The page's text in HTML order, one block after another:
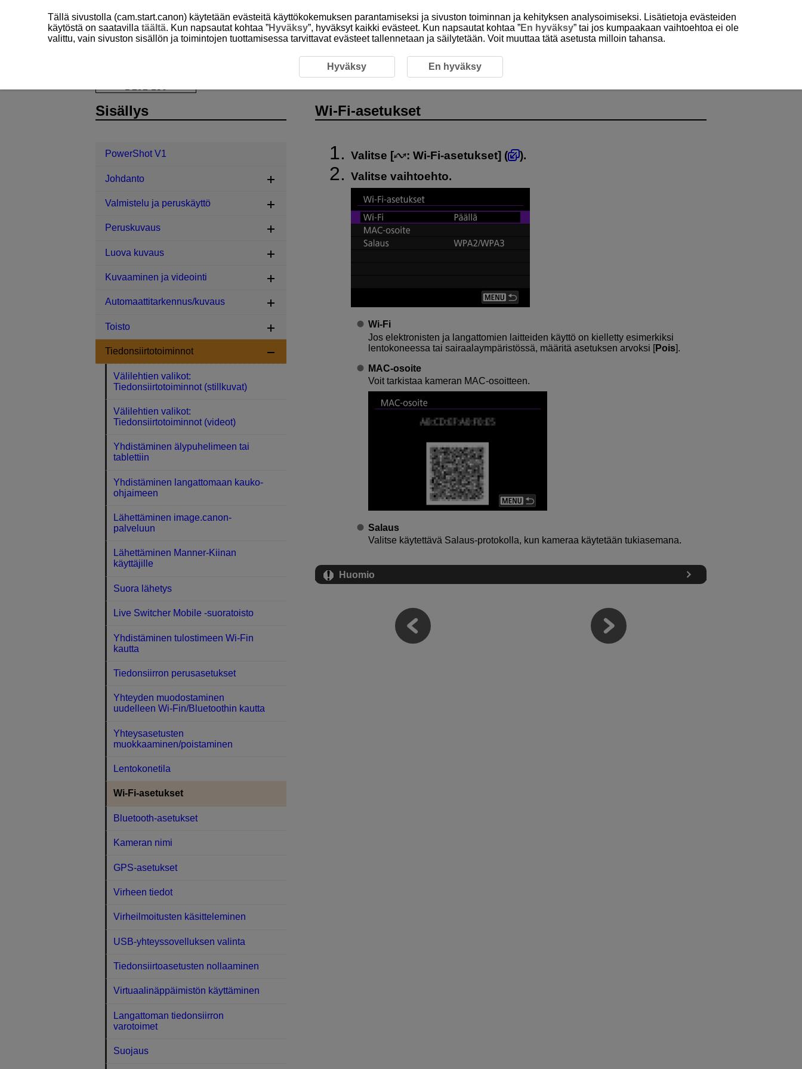
Wi-Fi-asetukset
Wi-Fi-asetukset
Valitse [ : Wi-Fi-asetukset] (
).
Valitse vaihtoehto.
Wi-Fi
Jos elektronisten ja langattomien laitteiden käyttö on kielletty esimerkiksi
lentokoneessa tai sairaalaympäristössä, määritä asetuksen arvoksi [Pois].
MAC-osoite
Voit tarkistaa kameran MAC-osoitteen.
Salaus
Valitse käytettävä Salaus-protokolla, kun kameraa käytetään tukiasemana.
Huomio
Sisällys
PowerShot V1
Johdanto
Valmistelu ja peruskäyttö
Peruskuvaus
Luova kuvaus
Kuvaaminen ja videointi
Automaattitarkennus/kuvaus
Toisto
Tiedonsiirtotoiminnot
Välilehtien valikot:
Tiedonsiirtotoiminnot (stillkuvat)
Välilehtien valikot:
Tiedonsiirtotoiminnot (videot)
Yhdistäminen älypuhelimeen tai
tablettiin
Yhdistäminen langattomaan kauko-
ohjaimeen
Lähettäminen image.canon-
palveluun
Lähettäminen Manner-Kiinan
käyttäjille
Suora lähetys
Live Switcher Mobile -suoratoisto
Yhdistäminen tulostimeen Wi-Fin
kautta
Tiedonsiirron perusasetukset
Yhteyden muodostaminen
uudelleen Wi-Fin/Bluetoothin kautta
Yhteysasetusten
muokkaaminen/poistaminen
Lentokonetila
Wi-Fi-asetukset
Bluetooth-asetukset
Kameran nimi
GPS-asetukset
Virheen tiedot
Virheilmoitusten käsitteleminen
USB-yhteyssovelluksen valinta
Tiedonsiirtoasetusten nollaaminen
Virtuaalinäppäimistön käyttäminen
Langattoman tiedonsiirron
varotoimet
Suojaus
Tällä sivustolla (cam.start.canon) käytetään evästeitä käyttökokemuksen parantamiseksi ja sivuston toiminnan ja kehityksen analysoimiseksi. Lisätietoja evästeiden
käytöstä on saatavilla täältä. Kun napsautat kohtaa ”Hyväksy”, hyväksyt kaikki evästeet. Kun napsautat kohtaa ”En hyväksy” tai jos kumpaakaan vaihtoehtoa ei ole
valittu, vain sivuston sisällön ja toimintojen tuottamisessa tarvittavat evästeet tallennetaan ja säilytetään. Voit muuttaa tätä asetusta milloin tahansa.
Hyväksy En hyväksy